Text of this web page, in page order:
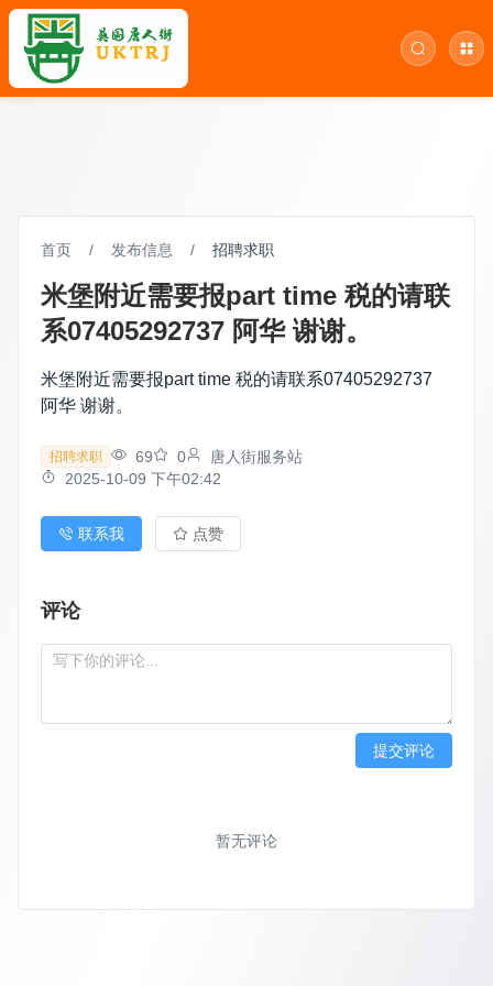
首页 / 发布信息 / 招聘求职
米堡附近需要报part time 税的请联
系07405292737 阿华 谢谢。
米堡附近需要报part time 税的请联系07405292737
阿华 谢谢。
招聘求职 69 0
唐人街服务站
2025-10-09 下午02:42
联系我 点赞
评论
提交评论
暂无评论